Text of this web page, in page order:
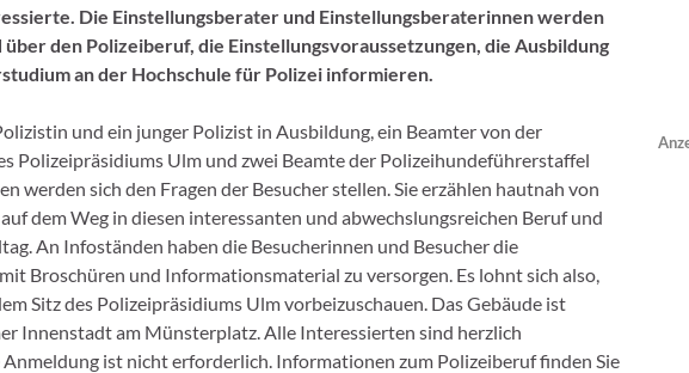
Die Einstellungsberater und Einstellungsberaterinnen werden
über den Polizeiberuf, die Einstellungsvoraussetzungen, die Ausbildung
an der Hochschule für Polizei informieren.
und ein junger Polizist in Ausbildung, ein Beamter von der
Polizeipräsidiums Ulm und zwei Beamte der Polizeihundeführerstaffel
werden sich den Fragen der Besucher stellen. Sie erzählen hautnah von
dem Weg in diesen interessanten und abwechslungsreichen Beruf und
An Infoständen haben die Besucherinnen und Besucher die
Broschüren und Informationsmaterial zu versorgen. Es lohnt sich also,
Sitz des Polizeipräsidiums Ulm vorbeizuschauen. Das Gebäude ist
Innenstadt am Münsterplatz. Alle Interessierten sind herzlich
ist nicht erforderlich. Informationen zum Polizeiberuf finden Sie